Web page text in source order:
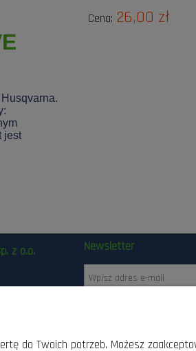
jest
Cena: 26,00 zł
z o.o.
Newsletter
z siedziba w Radomiu
do Twoich potrzeb. Możesz